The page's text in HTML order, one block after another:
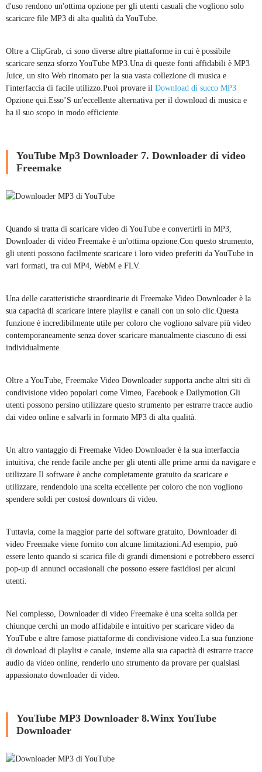
d'uso rendono un'ottima opzione per gli utenti casuali che vogliono solo
scaricare file MP3 di alta qualità da YouTube.
Oltre a ClipGrab, ci sono diverse altre piattaforme in cui è possibile
scaricare senza sforzo YouTube MP3.Una di queste fonti affidabili è MP3
Juice, un sito Web rinomato per la sua vasta collezione di musica e
l'interfaccia di facile utilizzo.Puoi provare il Download di succo MP3
Opzione qui.Esso’S un'eccellente alternativa per il download di musica e
ha il suo scopo in modo efficiente.
YouTube Mp3 Downloader 7. Downloader di video
Freemake
Quando si tratta di scaricare video di YouTube e convertirli in MP3,
Downloader di video Freemake è un'ottima opzione.Con questo strumento,
gli utenti possono facilmente scaricare i loro video preferiti da YouTube in
vari formati, tra cui MP4, WebM e FLV.
Una delle caratteristiche straordinarie di Freemake Video Downloader è la
sua capacità di scaricare intere playlist e canali con un solo clic.Questa
funzione è incredibilmente utile per coloro che vogliono salvare più video
contemporaneamente senza dover scaricare manualmente ciascuno di essi
individualmente.
Oltre a YouTube, Freemake Video Downloader supporta anche altri siti di
condivisione video popolari come Vimeo, Facebook e Dailymotion.Gli
utenti possono persino utilizzare questo strumento per estrarre tracce audio
dai video online e salvarli in formato MP3 di alta qualità.
Un altro vantaggio di Freemake Video Downloader è la sua interfaccia
intuitiva, che rende facile anche per gli utenti alle prime armi da navigare e
utilizzare.Il software è anche completamente gratuito da scaricare e
utilizzare, rendendolo una scelta eccellente per coloro che non vogliono
spendere soldi per costosi downloars di video.
Tuttavia, come la maggior parte del software gratuito, Downloader di
video Freemake viene fornito con alcune limitazioni.Ad esempio, può
essere lento quando si scarica file di grandi dimensioni e potrebbero esserci
pop-up di annunci occasionali che possono essere fastidiosi per alcuni
utenti.
Nel complesso, Downloader di video Freemake è una scelta solida per
chiunque cerchi un modo affidabile e intuitivo per scaricare video da
YouTube e altre famose piattaforme di condivisione video.La sua funzione
di download di playlist e canale, insieme alla sua capacità di estrarre tracce
audio da video online, renderlo uno strumento da provare per qualsiasi
appassionato downloader di video.
YouTube MP3 Downloader 8.Winx YouTube
Downloader